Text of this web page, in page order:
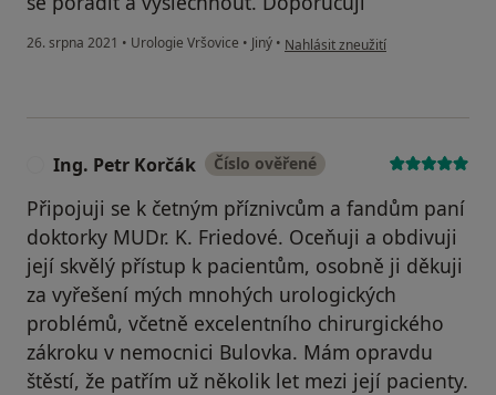
26. srpna 2021 • Urologie Vršovice • Jiný • podle názoru uživatele L.K.
Nahlásit zneužití
Ing. Petr Korčák Číslo ověřené
Připojuji se k četným příznivcům a fandům paní
doktorky MUDr. K. Friedové. Oceňuji a obdivuji
její skvělý přístup k pacientům, osobně ji děkuji
za vyřešení mých mnohých urologických
problémů, včetně excelentního chirurgického
zákroku v nemocnici Bulovka. Mám opravdu
štěstí, že patřím už několik let mezi její pacienty.